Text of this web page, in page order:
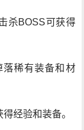
杀BOSS可获得
落稀有装备和材
经验和装备。